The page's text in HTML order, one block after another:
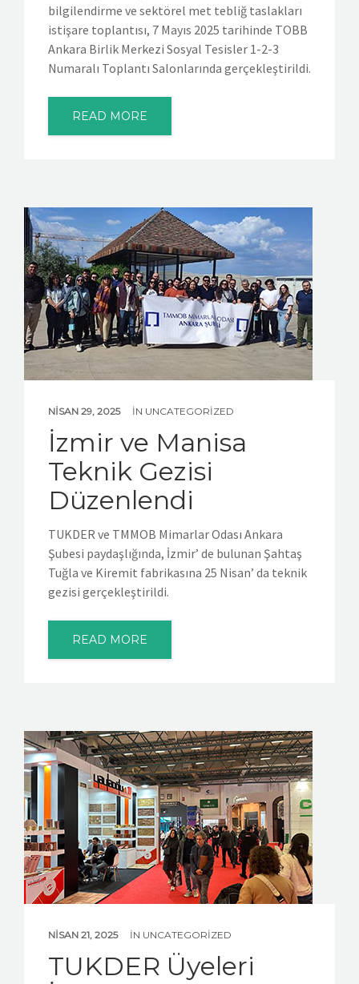
bilgilendirme ve sektörel met tebliğ taslakları
istişare toplantısı, 7 Mayıs 2025 tarihinde TOBB
Ankara Birlik Merkezi Sosyal Tesisler 1-2-3
Numaralı Toplantı Salonlarında gerçekleştirildi.
READ MORE
NISAN 29, 2025 IN UNCATEGORIZED
İzmir ve Manisa
Teknik Gezisi
Düzenlendi
TUKDER ve TMMOB Mimarlar Odası Ankara
Şubesi paydaşlığında, İzmir’ de bulunan Şahtaş
Tuğla ve Kiremit fabrikasına 25 Nisan’ da teknik
gezisi gerçekleştirildi.
READ MORE
NISAN 21, 2025 IN UNCATEGORIZED
TUKDER Üyeleri